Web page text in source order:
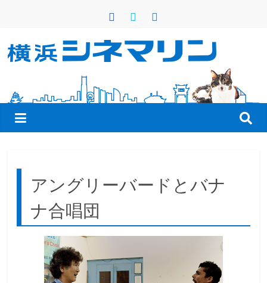
ン
横
浜
シ
ネ
マ
リ
アングリーバードとバナ
ナ合唱団